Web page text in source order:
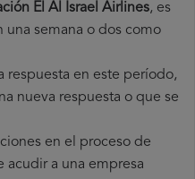
El Al Israel Airlines, es
semana o dos como
respuesta en este período,
nueva respuesta o que se
en el proceso de
acudir a una empresa